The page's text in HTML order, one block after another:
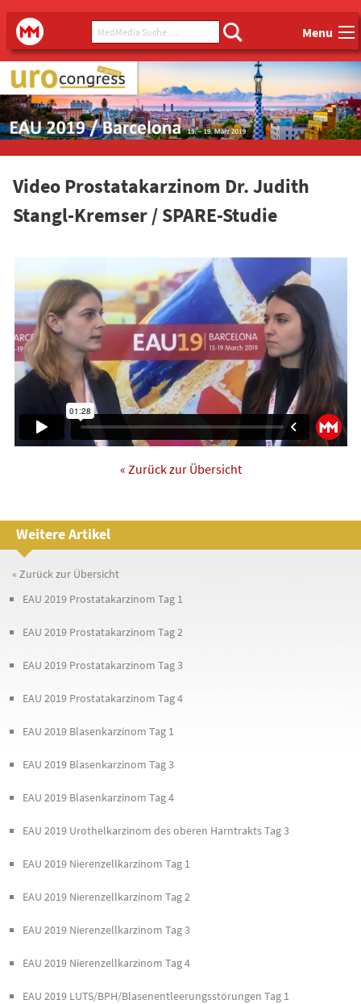
Main menu
MedMedia MedMedia Suche ... Menu
Video Prostatakarzinom Dr. Judith
Stangl-Kremser / SPARE-Studie
« Zurück zur Übersicht
Weitere Artikel
« Zurück zur Übersicht
EAU 2019 Prostatakarzinom Tag 1
EAU 2019 Prostatakarzinom Tag 2
EAU 2019 Prostatakarzinom Tag 3
EAU 2019 Prostatakarzinom Tag 4
EAU 2019 Blasenkarzinom Tag 1
EAU 2019 Blasenkarzinom Tag 3
EAU 2019 Blasenkarzinom Tag 4
EAU 2019 Urothelkarzinom des oberen Harntrakts Tag 3
EAU 2019 Nierenzellkarzinom Tag 1
EAU 2019 Nierenzellkarzinom Tag 2
EAU 2019 Nierenzellkarzinom Tag 3
EAU 2019 Nierenzellkarzinom Tag 4
EAU 2019 LUTS/BPH/Blasenentleerungsstörungen Tag 1